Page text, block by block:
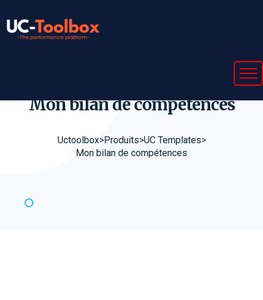
Mon bilan decompétences
Uctoolbox>Produits>UC Templates>
Mon bilan de compétences